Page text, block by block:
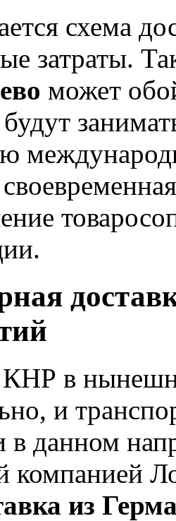
схема
затраты.
может
будут
в
и
в данном
компанией
из